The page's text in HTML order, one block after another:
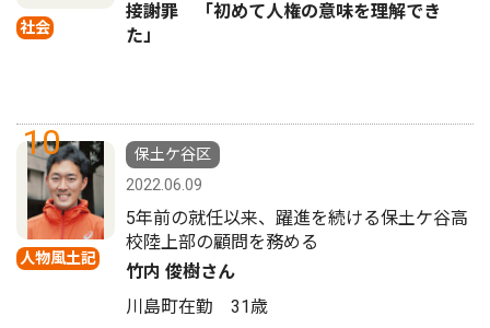
社会
接謝罪 「初めて人権の意味を理解でき
た」
10
人物風土記
保土ケ谷区
2022.06.09
5年前の就任以来、躍進を続ける保土ケ谷高
校陸上部の顧問を務める
竹内 俊樹さん
川島町在勤 31歳